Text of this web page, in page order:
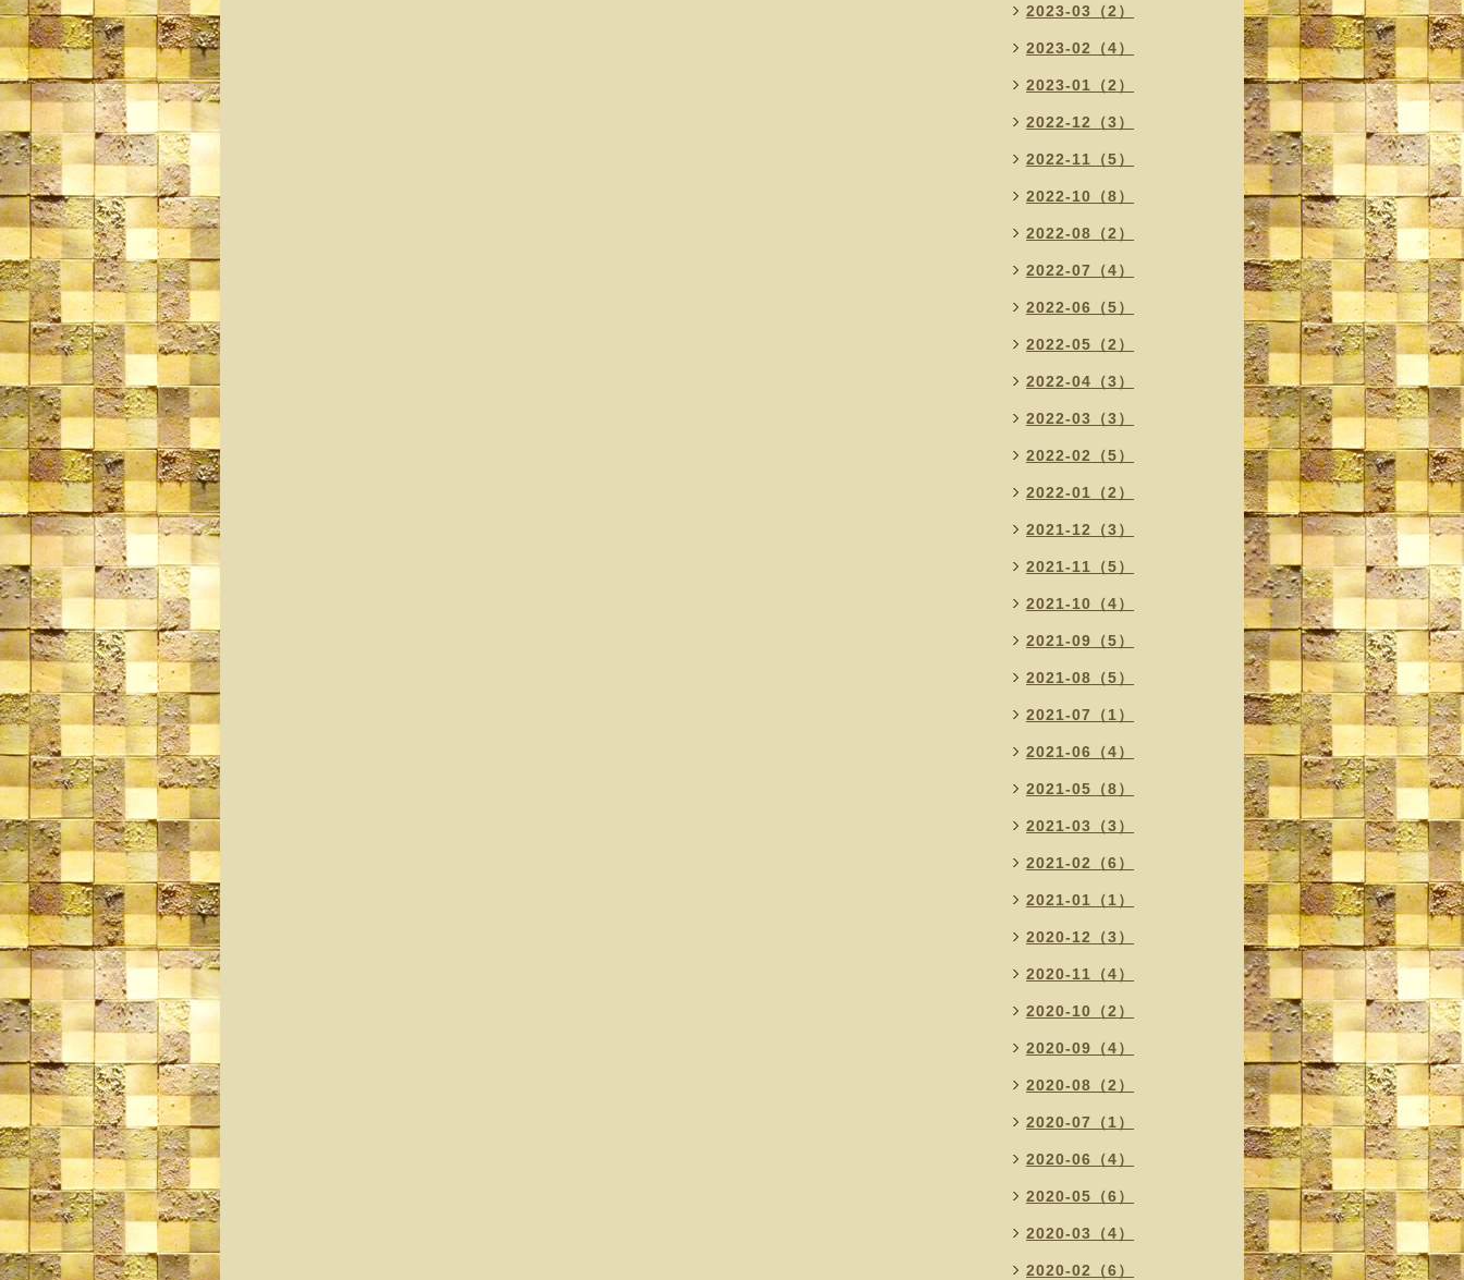
2023-03（2）
2023-02（4）
2023-01（2）
2022-12（3）
2022-11（5）
2022-10（8）
2022-08（2）
2022-07（4）
2022-06（5）
2022-05（2）
2022-04（3）
2022-03（3）
2022-02（5）
2022-01（2）
2021-12（3）
2021-11（5）
2021-10（4）
2021-09（5）
2021-08（5）
2021-07（1）
2021-06（4）
2021-05（8）
2021-03（3）
2021-02（6）
2021-01（1）
2020-12（3）
2020-11（4）
2020-10（2）
2020-09（4）
2020-08（2）
2020-07（1）
2020-06（4）
2020-05（6）
2020-03（4）
2020-02（6）